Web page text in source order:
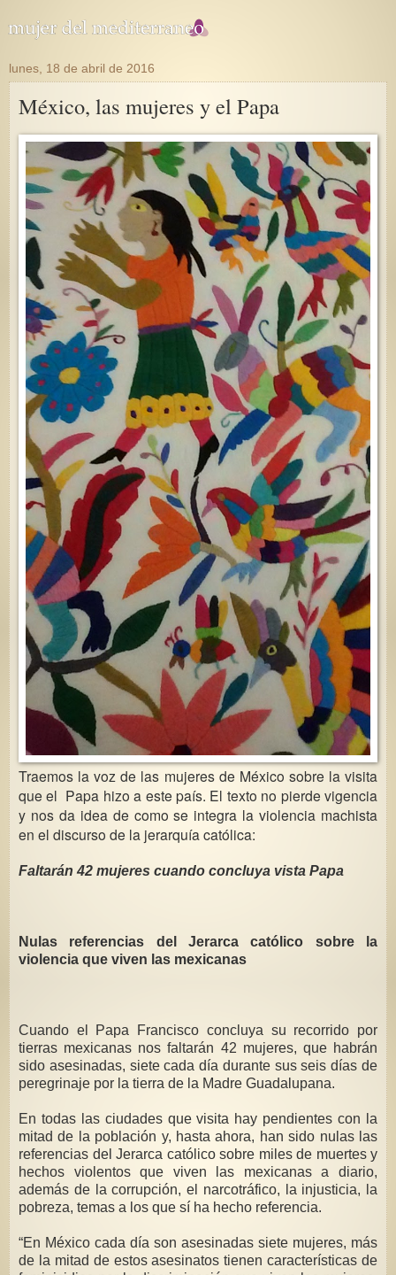
lunes, 18 de abril de 2016
México, las mujeres y el Papa
Traemos la voz de las mujeres de México sobre la visita
que el Papa hizo a este país. El texto no pierde vigencia
y nos da idea de como se integra la violencia machista
en el discurso de la jerarquía católica:
Faltarán 42 mujeres cuando concluya vista Papa
Nulas referencias del Jerarca católico sobre la
violencia que viven las mexicanas
Cuando el Papa Francisco concluya su recorrido por
tierras mexicanas nos faltarán 42 mujeres, que habrán
sido asesinadas, siete cada día durante sus seis días de
peregrinaje por la tierra de la Madre Guadalupana.
En todas las ciudades que visita hay pendientes con la
mitad de la población y, hasta ahora, han sido nulas las
referencias del Jerarca católico sobre miles de muertes y
hechos violentos que viven las mexicanas a diario,
además de la corrupción, el narcotráfico, la injusticia, la
pobreza, temas a los que sí ha hecho referencia.
“En México cada día son asesinadas siete mujeres, más
de la mitad de estos asesinatos tienen características de